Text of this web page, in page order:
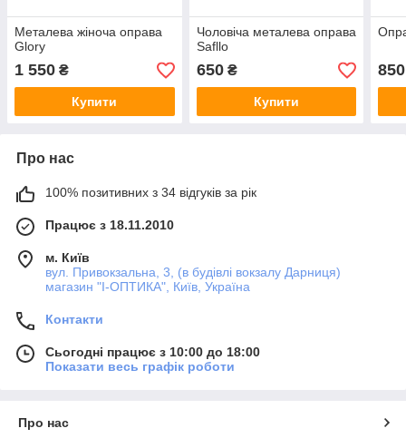
Металева жіноча оправа
Glory
1 550 ₴
Купити
Чоловіча металева оправа
Safllo
650₴
Купити
850
Про нас
100% позитивних з 34 відгуків за рік
Працює з 18.11.2010
м. Київ
вул. Привокзальна, 3, (в будівлі вокзалу Дарниця)
магазин "I-ОПТИКА", Київ, Україна
Контакти
Сьогодні працює з 10:00 до 18:00
Показати весь графік роботи
Про нас